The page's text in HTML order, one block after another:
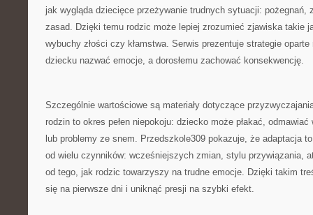
jak wygląda dziecięce przeżywanie trudnych sytuacji: pożegnań,
zasad. Dzięki temu rodzic może lepiej zrozumieć zjawiska takie
wybuchy złości czy kłamstwa. Serwis prezentuje strategie
dziecku nazwać emocje, a dorosłemu zachować konsekwencję.
Szczególnie wartościowe są materiały dotyczące
rodzin to okres pełen niepokoju: dziecko może płakać,
lub problemy ze snem. Przedszkole309 pokazuje, że adaptacja
od wielu czynników: wcześniejszych zmian, stylu przywiązania,
od tego, jak rodzic towarzyszy na trudne emocje. Dzięki takim
się na pierwsze dni i uniknąć presji na szybki efekt.